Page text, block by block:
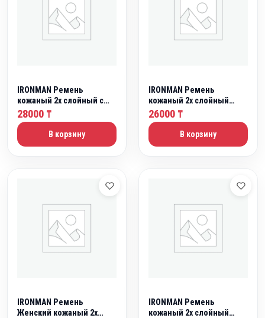
IRONMAN Ремень
кожаный 2х слойный с
доп. поддержкой спины
(60-89 см)
28000 ₸
В корзину
IRONMAN Ремень
кожаный 2х слойный
Пауэрлифтерский (60-
89см)
26000 ₸
В корзину
IRONMAN Ремень
Женский кожаный 2х
IRONMAN Ремень
кожаный 2х слойный